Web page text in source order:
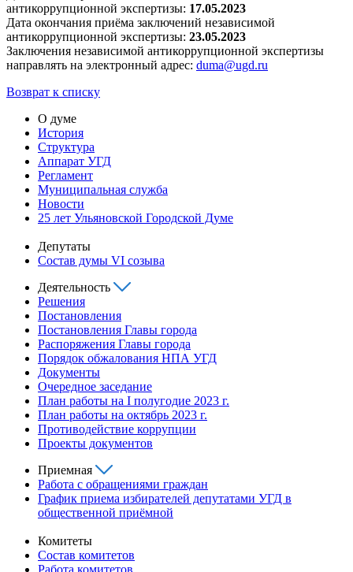
антикоррупционной экспертизы: 17.05.2023
Дата окончания приёма заключений независимой
антикоррупционной экспертизы: 23.05.2023
Заключения независимой антикоррупционной экспертизы
направлять на электронный адрес: duma@ugd.ru
Возврат к списку
О думе
История
Структура
Аппарат УГД
Регламент
Муниципальная служба
Новости
25 лет Ульяновской Городской Думе
Депутаты
Состав думы VI созыва
Деятельность
Решения
Постановления
Постановления Главы города
Распоряжения Главы города
Порядок обжалования НПА УГД
Документы
Очередное заседание
План работы на I полугодие 2023 г.
План работы на октябрь 2023 г.
Противодействие коррупции
Проекты документов
Приемная
Работа с обращениями граждан
График приема избирателей депутатами УГД в
общественной приёмной
Комитеты
Состав комитетов
Работа комитетов